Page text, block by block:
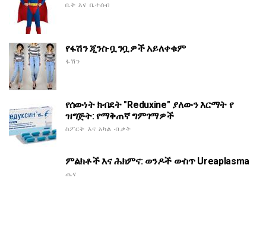
ቤት እና ቤተሰብ
የፋሽን ጂንስ-ቧንቧዎች አይለቀቁም
ፋሽን
የሰውነት ክብደት "Reduxine" ያለውን እርማት የ
ዝግጅት: የማቅጠኛ ግምገማዎች
ስፖርት እና አካል ብቃት
ምልክቶች እና ሕክምና: ወንዶች ውስጥ Ureaplasma
ጤና